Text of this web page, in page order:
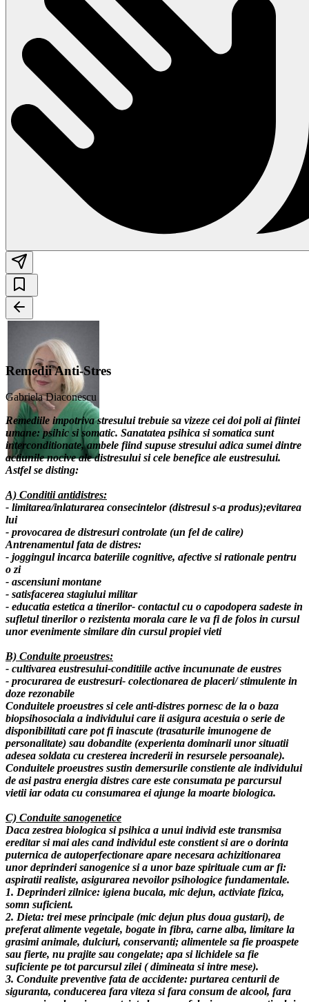
Remedii Anti-Stres
Gabriela Diaconescu
Remediile impotriva stresului trebuie sa vizeze cei doi poli ai fiintei
umane: psihic si somatic. Sanatatea psihica si somatica sunt
interconditionate, ambele fiind supuse stresului adica sumei dintre
actiunile nocive ale distresului si cele benefice ale eustresului.
Astfel se disting:
A) Conditii antidistres:
- limitarea/inlaturarea consecintelor (distresul s-a produs);evitarea
lui
- provocarea de distresuri controlate (un fel de calire)
Antrenamentul fata de distres:
- joggingul incarca bateriile cognitive, afective si rationale pentru
o zi
- ascensiuni montane
- satisfacerea stagiului militar
- educatia estetica a tinerilor- contactul cu o capodopera sadeste in
sufletul tinerilor o rezistenta morala care le va fi de folos in cursul
unor evenimente similare din cursul propiei vieti
B) Conduite proeustres:
- cultivarea eustresului-conditiile active incununate de eustres
- procurarea de eustresuri- colectionarea de placeri/ stimulente in
doze rezonabile
Conduitele proeustres si cele anti-distres pornesc de la o baza
biopsihosociala a individului care ii asigura acestuia o serie de
disponibilitati care pot fi inascute (trasaturile imunogene de
personalitate) sau dobandite (experienta dominarii unor situatii
adesea soldata cu cresterea increderii in resursele persoanale).
Conduitele proeustres sustin demersurile constiente ale individului
de asi pastra energia distres care este consumata pe parcursul
vietii iar odata cu consumarea ei ajunge la moarte biologica.
C) Conduite sanogenetice
Daca zestrea biologica si psihica a unui individ este transmisa
ereditar si mai ales cand individul este constient si are o dorinta
puternica de autoperfectionare apare necesara achizitionarea
unor deprinderi sanogenice si a unor baze spirituale cum ar fi:
aspiratii realiste, asigurarea nevoilor psihologice fundamentale.
1. Deprinderi zilnice: igiena bucala, mic dejun, activiate fizica,
somn suficient.
2. Dieta: trei mese principale (mic dejun plus doua gustari), de
preferat alimente vegetale, bogate in fibra, carne alba, limitare la
grasimi animale, dulciuri, conservanti; alimentele sa fie proaspete
sau fierte, nu prajite sau congelate; apa si lichidele sa fie
suficiente pe tot parcursul zilei ( dimineata si intre mese).
3. Conduite preventive fata de accidente: purtarea centurii de
siguranta, conducerea fara viteza si fara consum de alcool, fara